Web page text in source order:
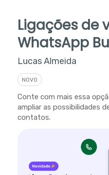
Ligações de
WhatsApp
Lucas Almeida
NOVO
Conte com mais essa
ampliar as possibilidades
contatos.